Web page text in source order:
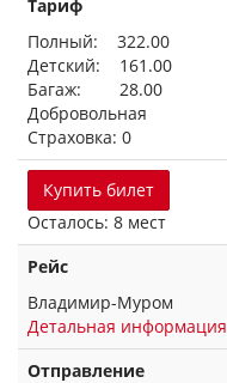
Тариф
Полный: 322.00
Детский: 161.00
Багаж: 28.00
Добровольная
Страховка: 0
Купить билет
Осталось: 8 мест
Рейс
Владимир-Муром
Детальная информация
Отправление